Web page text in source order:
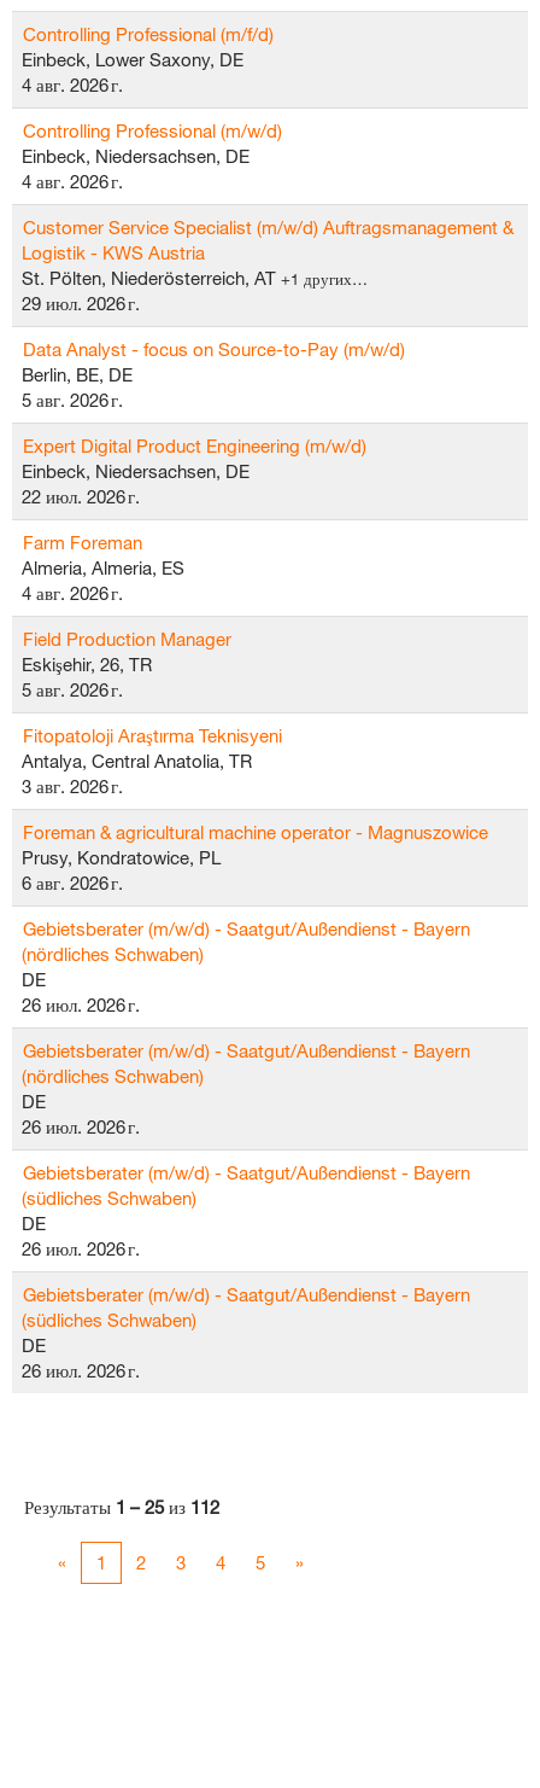
Controlling Professional (m/f/d)
Einbeck, Lower Saxony, DE
4 авг. 2026 г.
Controlling Professional (m/w/d)
Einbeck, Niedersachsen, DE
4 авг. 2026 г.
Customer Service Specialist (m/w/d) Auftragsmanagement &
Logistik - KWS Austria
St. Pölten, Niederösterreich, AT +1 других…
29 июл. 2026 г.
Data Analyst - focus on Source-to-Pay (m/w/d)
Berlin, BE, DE
5 авг. 2026 г.
Expert Digital Product Engineering (m/w/d)
Einbeck, Niedersachsen, DE
22 июл. 2026 г.
Farm Foreman
Almeria, Almeria, ES
4 авг. 2026 г.
Field Production Manager
Eskişehir, 26, TR
5 авг. 2026 г.
Fitopatoloji Araştırma Teknisyeni
Antalya, Central Anatolia, TR
3 авг. 2026 г.
Foreman & agricultural machine operator - Magnuszowice
Prusy, Kondratowice, PL
6 авг. 2026 г.
Gebietsberater (m/w/d) - Saatgut/Außendienst - Bayern
(nördliches Schwaben)
DE
26 июл. 2026 г.
Gebietsberater (m/w/d) - Saatgut/Außendienst - Bayern
(nördliches Schwaben)
DE
26 июл. 2026 г.
Gebietsberater (m/w/d) - Saatgut/Außendienst - Bayern
(südliches Schwaben)
DE
26 июл. 2026 г.
Gebietsberater (m/w/d) - Saatgut/Außendienst - Bayern
(südliches Schwaben)
DE
26 июл. 2026 г.
Результаты 1 – 25из 112
« 1 2 3 4 5 »